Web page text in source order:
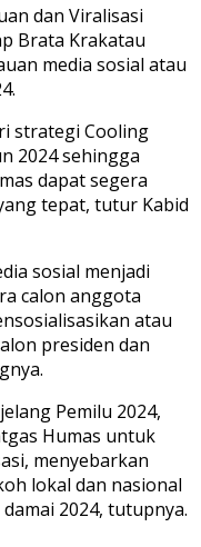
dan Viralisasi
Brata Krakatau
media sosial atau
strategi Cooling
2024 sehingga
dapat segera
tepat, tutur Kabid
sosial menjadi
calon anggota
atau
presiden dan
Pemilu 2024,
Humas untuk
menyebarkan
lokal dan nasional
2024, tutupnya.